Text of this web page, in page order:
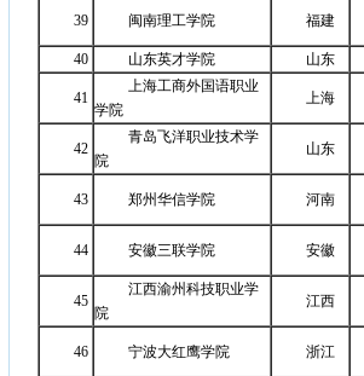
39 闽南理工学院 福建
40
山东英才学院 山东
41
上海工商外国语职业
学院
上海
42
青岛飞洋职业技术学
院
山东
43 郑州华信学院 河南
44 安徽三联学院 安徽
45
江西渝州科技职业学
院
江西
46 宁波大红鹰学院 浙江